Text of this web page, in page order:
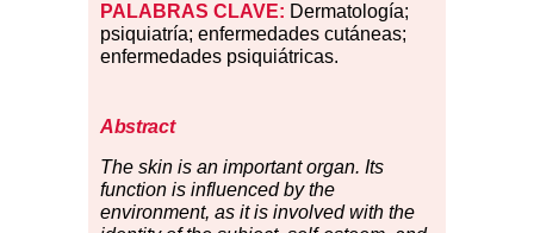
PALABRAS CLAVE: Dermatología;
psiquiatría; enfermedades cutáneas;
enfermedades psiquiátricas.
Abstract
The skin is an important organ. Its
function is influenced by the
environment, as it is involved with the